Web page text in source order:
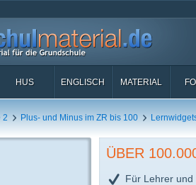
HUS ENGLISCH MATERIAL
2 Plus- und Minus im ZR bis 100
ÜBER
Für Lehrer und